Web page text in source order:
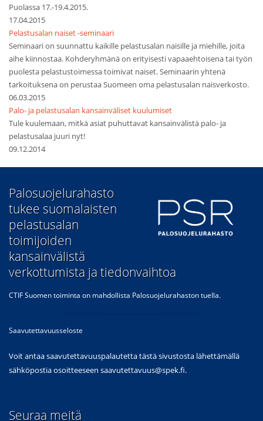
Puolassa 17.-19.4.2015.
17.04.2015
Pelastusalan naiset -seminaari
Seminaari on suunnattu kaikille pelastusalan naisille ja miehille, joita
aihe kiinnostaa. Kohderyhmänä on erityisesti vapaaehtoisena tai työn
puolesta pelastustoimessa toimivat naiset. Seminaarin yhtenä
tarkoituksena on perustaa Suomeen oma pelastusalan naisverkosto.
06.03.2015
Palo- ja pelastusalan kansainväliset kuulumiset
Tule kuulemaan, mitkä asiat puhuttavat kansainvälistä palo- ja
pelastusalaa juuri nyt!
09.12.2014
​Palosuojelurahasto
tukee suomalaisten
pelastusalan
toimijoiden
kansainvälistä
verkottumista ja tiedonvaihtoa
CTIF Suomen toiminta on mahdollista Palosuojelurahaston tuella.
Saavutettavuusseloste
Voit antaa saavutettavuuspalautetta tästä sivustosta lähettämällä
sähköpostia osoitteeseen saavutettavuus@spek.fi.
Seuraa meitä